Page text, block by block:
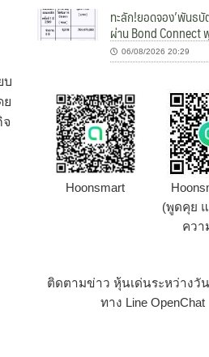
บ
ย
ทะลัก!ยอดจอง’พันธ
ผ่าน Bond Connect
06/08/2026 20:29
Hoonsmart
(พูดคุย
ควา
ติดตามข่าว หุ้นเด่นระหว่างวั
ทาง Line OpenChat